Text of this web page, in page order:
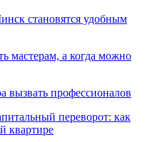
становятся удобным
мастерам, а когда можно
вызвать профессионалов
переворот: как
квартире